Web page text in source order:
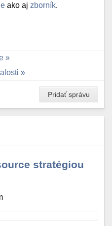
ako aj zborník.
Pridať správu
stratégiou